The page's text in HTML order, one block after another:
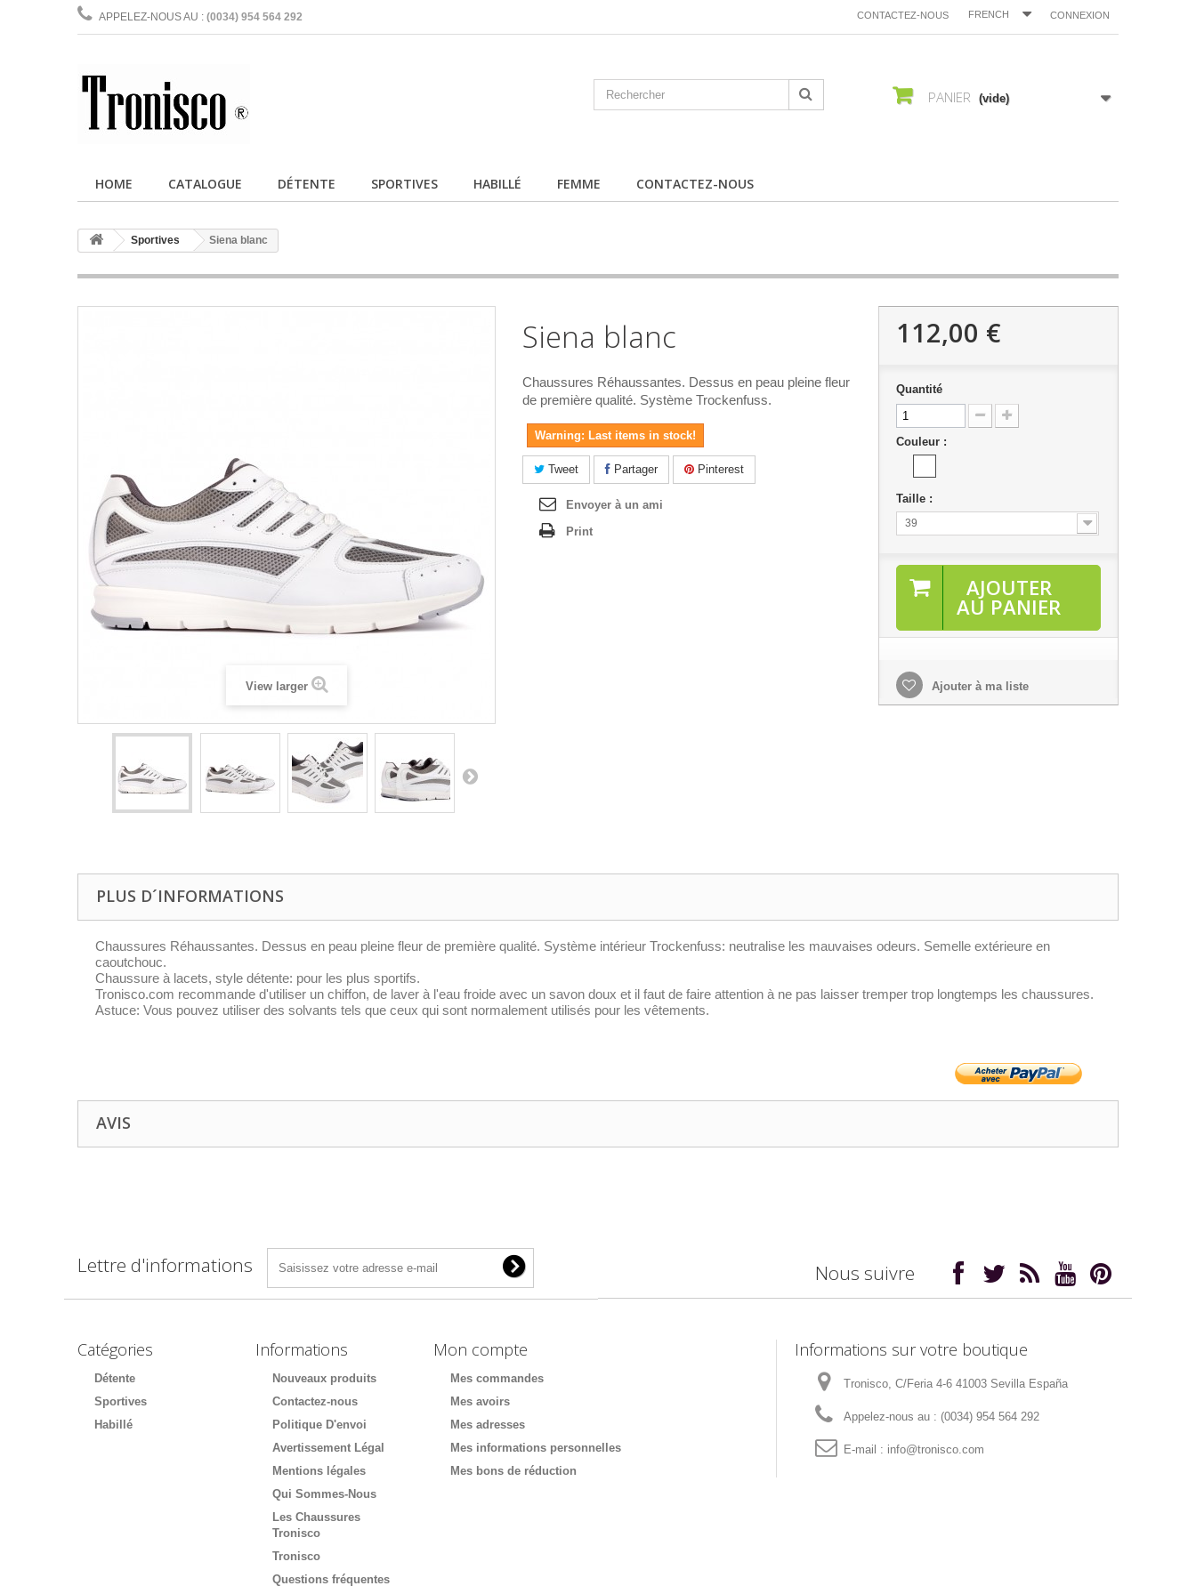
CONNEXION
FRENCH
CONTACTEZ-NOUS
APPELEZ-NOUS AU : (0034) 954 564 292
PANIER (vide)
HOME CATALOGUE DÉTENTE SPORTIVES HABILLÉ FEMME CONTACTEZ-NOUS
Sportives Siena blanc
View larger
Siena blanc
Chaussures Réhaussantes. Dessus en peau pleine fleur
de première qualité. Système Trockenfuss.
Warning: Last items in stock!
Tweet Partager Pinterest
Envoyer à un ami
Print
112,00 €
Quantité
Couleur :
Taille :
39
AJOUTER
AU PANIER
Ajouter à ma liste
PLUS D´INFORMATIONS
Chaussures Réhaussantes. Dessus en peau pleine fleur de première qualité. Système intérieur Trockenfuss: neutralise les mauvaises odeurs. Semelle extérieure en
caoutchouc.
Chaussure à lacets, style détente: pour les plus sportifs.
Tronisco.com recommande d'utiliser un chiffon, de laver à l'eau froide avec un savon doux et il faut de faire attention à ne pas laisser tremper trop longtemps les chaussures.
Astuce: Vous pouvez utiliser des solvants tels que ceux qui sont normalement utilisés pour les vêtements.
AVIS
Lettre d'informations Nous suivre
Catégories
Détente
Sportives
Habillé
Informations
Nouveaux produits
Contactez-nous
Politique D'envoi
Avertissement Légal
Mentions légales
Qui Sommes-Nous
Les Chaussures
Tronisco
Tronisco
Questions fréquentes
Mon compte
Mes commandes
Mes avoirs
Mes adresses
Mes informations personnelles
Mes bons de réduction
Informations sur votre boutique
Tronisco, C/Feria 4-6 41003 Sevilla España
Appelez-nous au : (0034) 954 564 292
E-mail : info@tronisco.com